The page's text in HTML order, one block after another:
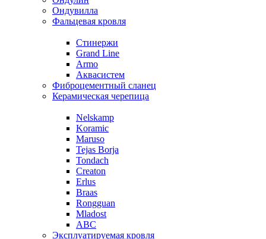
Ондувилла
Фальцевая кровля
Стинержи
Grand Line
Armo
Аквасистем
Фиброцементный сланец
Керамическая черепица
Nelskamp
Koramic
Maruso
Tejas Borja
Tondach
Creaton
Erlus
Braas
Rongguan
Mladost
ABC
Эксплуатируемая кровля